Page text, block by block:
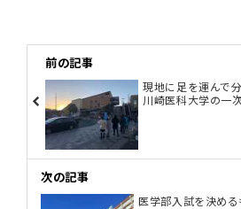
前の記事
現地に足を運んで
川崎医科大学の一
次の記事
医学部入試を決める